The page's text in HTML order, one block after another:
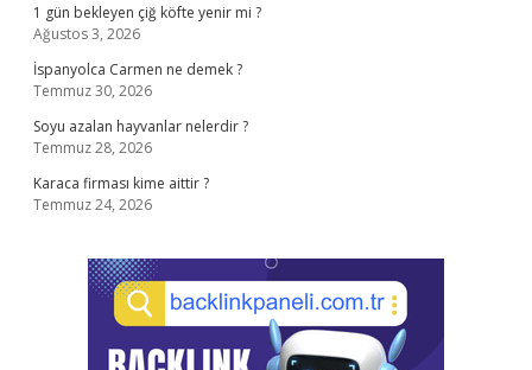
1 gün bekleyen çiğ köfte yenir mi ?
Ağustos 3, 2026
İspanyolca Carmen ne demek ?
Temmuz 30, 2026
Soyu azalan hayvanlar nelerdir ?
Temmuz 28, 2026
Karaca firması kime aittir ?
Temmuz 24, 2026